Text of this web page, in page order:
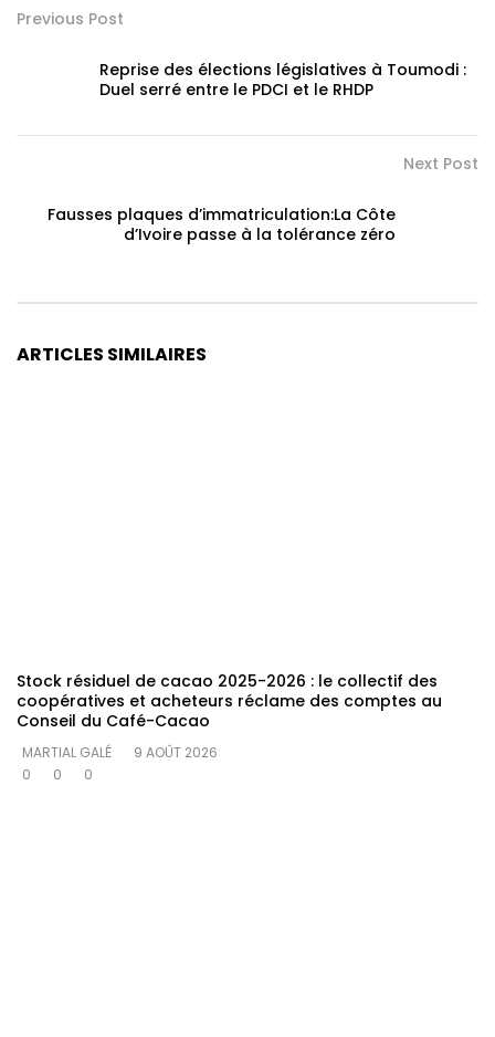
Previous Post
Reprise des élections législatives à Toumodi :
Duel serré entre le PDCI et le RHDP
Next Post
Fausses plaques d’immatriculation:La Côte
d’Ivoire passe à la tolérance zéro
ARTICLES SIMILAIRES
Stock résiduel de cacao 2025-2026 : le collectif des
coopératives et acheteurs réclame des comptes au
Conseil du Café-Cacao
MARTIAL GALÉ
9 AOÛT 2026
0
0 0